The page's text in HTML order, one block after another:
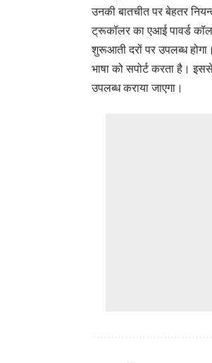
उनकी बातचीत पर बेहतर
ट्रूकॉलर का एआई पावर्ड कॉल
शुरूआती दरों पर उपलब्ध
भाषा को सपोर्ट करता है।
उपलब्ध कराया जाएगा।